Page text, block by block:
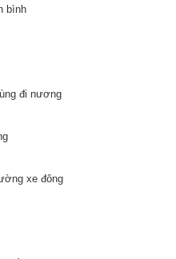
bình
đi nương
xe đông